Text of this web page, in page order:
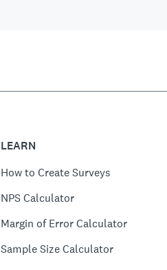
LEARN
How to Create Surveys
NPS Calculator
Margin of Error Calculator
Sample Size Calculator